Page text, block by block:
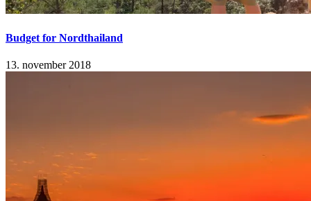
Budget for Nordthailand
13. november 2018